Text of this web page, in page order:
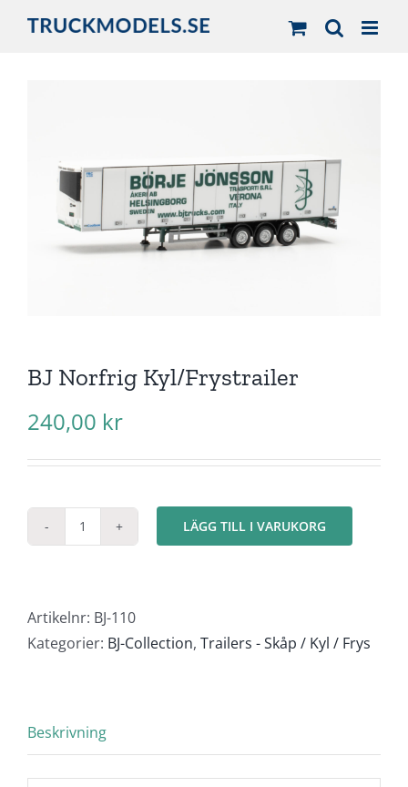
BJ Norfrig Kyl/Frystrailer
240,00 kr
BJ
mängd
LÄGG TILL I VARUKORG
Artikelnr: BJ-110
Kategorier: BJ-Collection, Trailers - Skåp / Kyl / Frys
Beskrivning